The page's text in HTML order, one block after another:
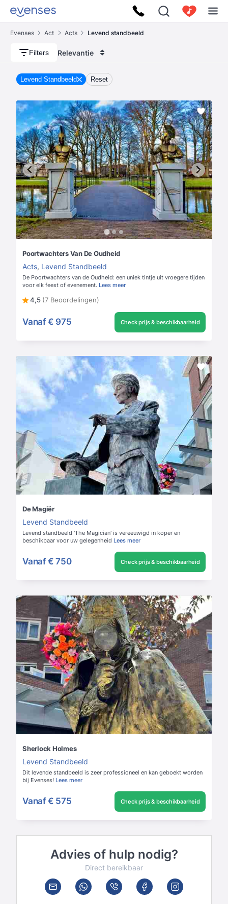
Evenses Act Acts Levend standbeeld
Filters Relevantie
Levend Standbeeld Reset
Poortwachters Van De Oudheid
Acts, Levend Standbeeld
De Poortwachters van de Oudheid: een uniek tintje uit vroegere tijden
voor elk feest of evenement. Lees meer
4,5 (7 Beoordelingen)
Vanaf € 975 Check prijs & beschikbaarheid
De Magiër
Levend Standbeeld
Levend standbeeld 'The Magician' is vereeuwigd in koper en
beschikbaar voor uw gelegenheid Lees meer
Vanaf € 750 Check prijs & beschikbaarheid
Sherlock Holmes
Levend Standbeeld
Dit levende standbeeld is zeer professioneel en kan geboekt worden
bij Evenses! Lees meer
Vanaf € 575 Check prijs & beschikbaarheid
Advies of hulp nodig?
Direct bereikbaar